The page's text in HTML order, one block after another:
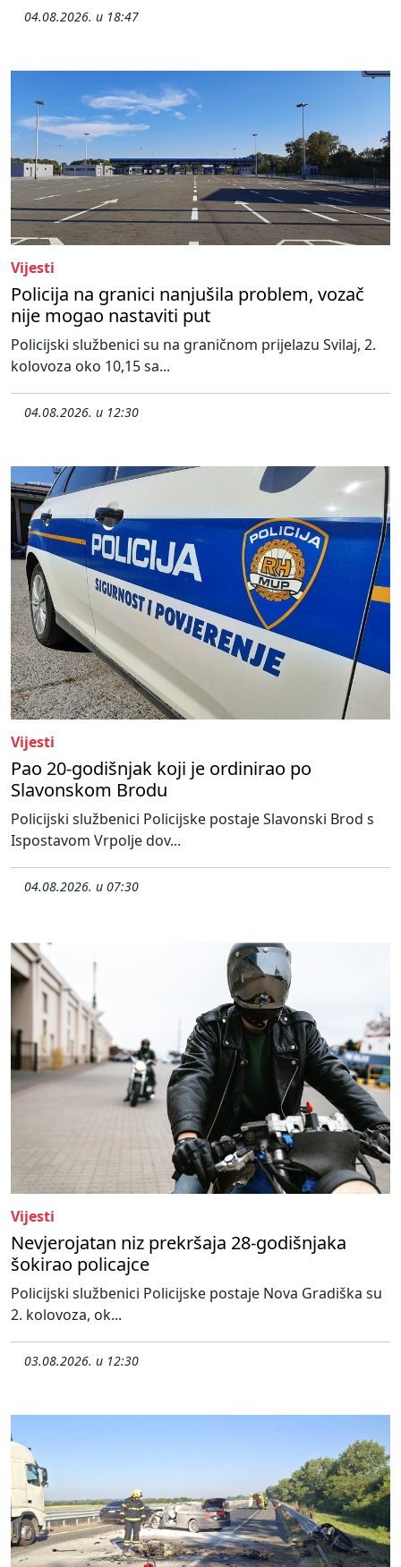
04.08.2026. u 18:47
Vijesti
Policija na granici nanjušila problem, vozač
nije mogao nastaviti put
Policijski službenici su na graničnom prijelazu Svilaj, 2.
kolovoza oko 10,15 sa...
04.08.2026. u 12:30
Vijesti
Pao 20-godišnjak koji je ordinirao po
Slavonskom Brodu
Policijski službenici Policijske postaje Slavonski Brod s
Ispostavom Vrpolje dov...
04.08.2026. u 07:30
Vijesti
Nevjerojatan niz prekršaja 28-godišnjaka
šokirao policajce
Policijski službenici Policijske postaje Nova Gradiška su
2. kolovoza, ok...
03.08.2026. u 12:30